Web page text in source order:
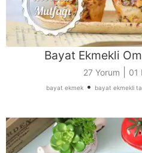
Bayat Ekmekli
27 Yorum 01
bayat ekmek • bayat ekmekli